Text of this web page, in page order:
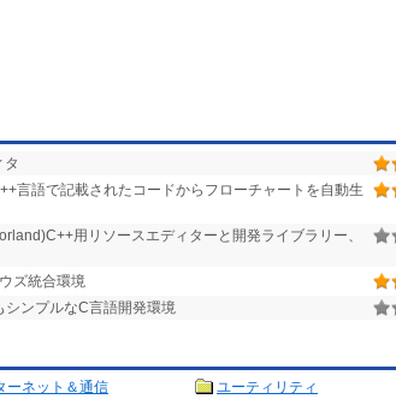
言語で記載されたコードからフローチャートを自動生
用リソースエディターと開発ライブラリー、
ズ統合環境
シンプルなC言語開発環境
ーネット＆通信
ユーティリティ